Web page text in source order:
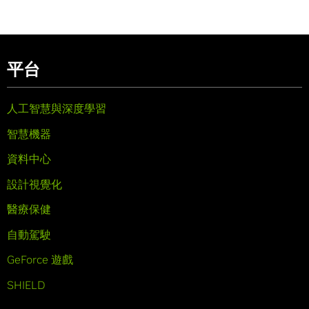
平台
人工智慧與深度學習
智慧機器
資料中心
設計視覺化
醫療保健
自動駕駛
GeForce 遊戲
SHIELD